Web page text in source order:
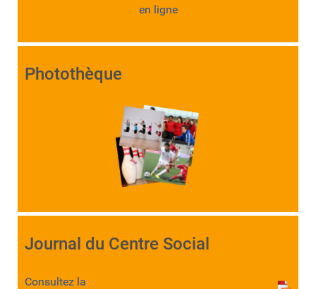
en ligne
Photothèque
Journal du Centre Social
Consultez la